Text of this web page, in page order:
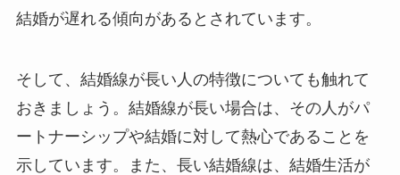
結婚が遅れる傾向があるとされています。
そして、結婚線が長い人の特徴についても触れて
おきましょう。結婚線が長い場合は、その人がパ
ートナーシップや結婚に対して熱心であることを
示しています。また、長い結婚線は、結婚生活が